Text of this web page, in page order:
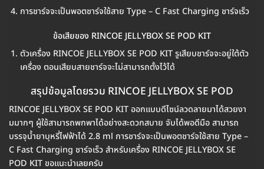
การชาร์จจะเป็นพอตชาร์จใช้สาย Type – C Fast Charging ชาร์จเร็ว
ข้อเสียของ RINCOE JELLYBOX SE POD KIT
ตัวเครื่อง RINCOE JELLYBOX SE POD KIT รูเสียบชาร์จจะอยู่ใต้ตัว
เครื่อง ตอนเสียบสายชาร์จจะไม่สามารถตั้งไว้ได้
สรุปข้อมูลโดยรวม RINCOE JELLYBOX SE POD
RINCOE JELLYBOX SE POD KIT ออกแบบดีไซน์ลวดลายมาได้สวยงา
มมากๆ ผู้ใช้สามารถพกพาได้อย่างสะดวกสบาย จับได้พอดีมือ สามารถ
บรรจุน้ำยาบุหรี่ไฟฟ้าได้ 2.8 ml การชาร์จจะเป็นพอตชาร์จใช้สาย Type –
C Fast Charging ชาร์จเร็ว สำหรับเครื่อง RINCOE JELLYBOX SE
POD KIT ขอแนะนำเลยครับ